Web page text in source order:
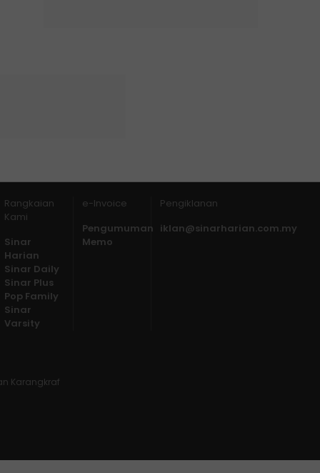
Rangkaian
Kami
Sinar
Harian
Sinar Daily
Sinar Plus
Pop Family
Sinar
Varsity
e-Invoice
Pengumuman
Memo
Pengiklanan
iklan@sinarharian.com.my
Karangkraf